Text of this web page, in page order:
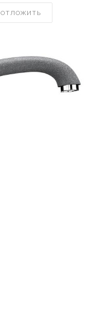
ОТЛОЖИТЬ